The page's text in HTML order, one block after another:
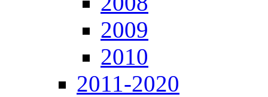
2009
2010
2011-2020